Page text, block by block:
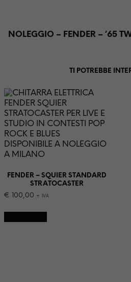
NOLEGGIO – FENDER – ’65
TI POTREBBE
FENDER – SQUIER STANDARD
STRATOCASTER
€ 100,00 + IVA